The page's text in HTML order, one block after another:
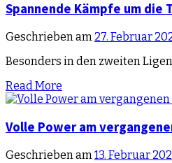
Spannende Kämpfe um die
Geschrieben am 27. Februar
Besonders in den zweiten
Read More
Volle Power am
Geschrieben am 13. Februar